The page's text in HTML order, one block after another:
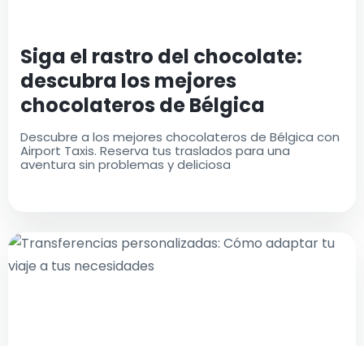
Siga el rastro del chocolate:
descubra los mejores
chocolateros de Bélgica
Descubre a los mejores chocolateros de Bélgica con
Airport Taxis. Reserva tus traslados para una
aventura sin problemas y deliciosa